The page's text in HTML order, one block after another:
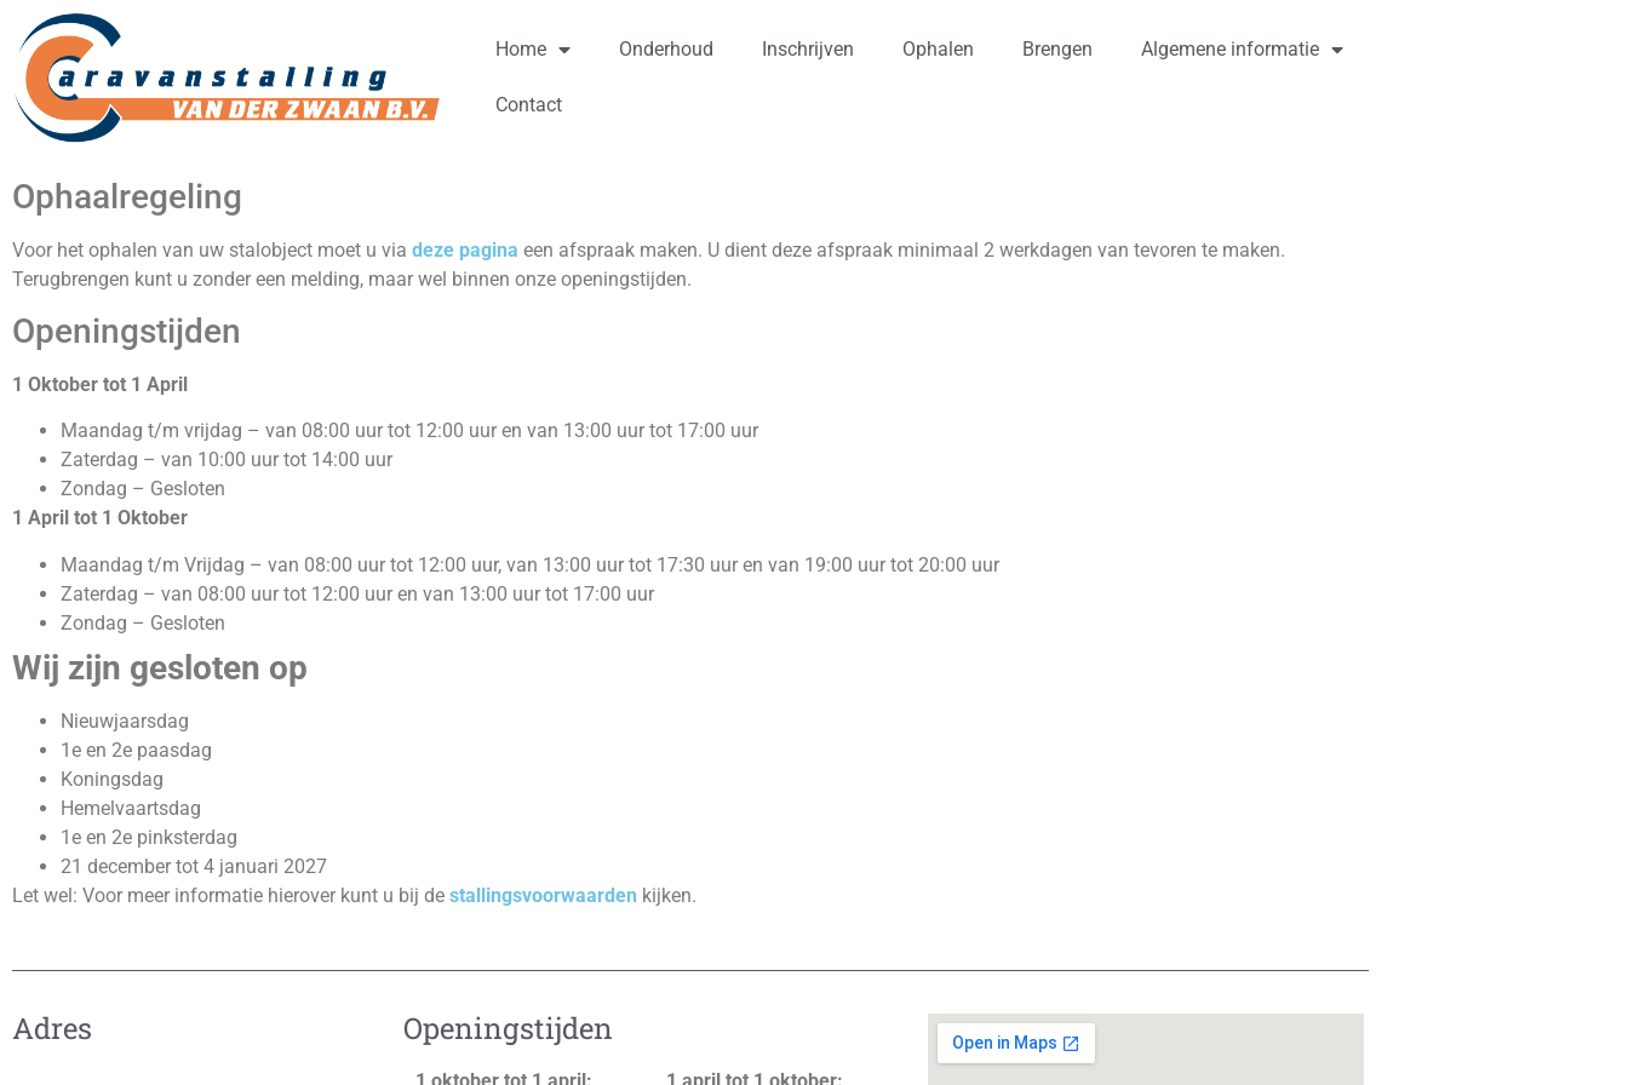
Home Onderhoud Inschrijven Ophalen Brengen Algemene informatie
Contact
Ophaalregeling
Voor het ophalen van uw stalobject moet u via deze pagina een afspraak maken. U dient deze afspraak minimaal 2 werkdagen van tevoren te maken.
Terugbrengen kunt u zonder een melding, maar wel binnen onze openingstijden.
Openingstijden
1 Oktober tot 1 April
Maandag t/m vrijdag – van 08:00 uur tot 12:00 uur en van 13:00 uur tot 17:00 uur
Zaterdag – van 10:00 uur tot 14:00 uur
Zondag – Gesloten
1 April tot 1 Oktober
Maandag t/m Vrijdag – van 08:00 uur tot 12:00 uur, van 13:00 uur tot 17:30 uur en van 19:00 uur tot 20:00 uur
Zaterdag – van 08:00 uur tot 12:00 uur en van 13:00 uur tot 17:00 uur
Zondag – Gesloten
Wij zijn gesloten op
Nieuwjaarsdag
1e en 2e paasdag
Koningsdag
Hemelvaartsdag
1e en 2e pinksterdag
21 december tot 4 januari 2027
Let wel: Voor meer informatie hierover kunt u bij de stallingsvoorwaarden kijken.
Adres Openingstijden